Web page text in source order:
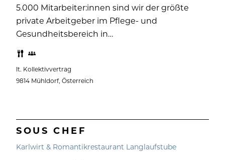
5.000 Mitarbeiter:innen sind wir der größte
private Arbeitgeber im Pflege- und
Gesundheitsbereich in…
lt. Kollektivvertrag
9814 Mühldorf, Österreich
SOUS CHEF
Karlwirt & Romantikrestaurant Langlaufstube